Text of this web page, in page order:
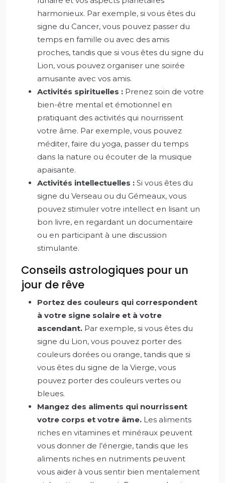
harmonieux. Par exemple, si vous êtes du
signe du Cancer, vous pouvez passer du
temps en famille ou avec des amis
proches, tandis que si vous êtes du signe du
Lion, vous pouvez organiser une soirée
amusante avec vos amis.
Activités spirituelles : Prenez soin de votre
bien-être mental et émotionnel en
pratiquant des activités qui nourrissent
votre âme. Par exemple, vous pouvez
méditer, faire du yoga, passer du temps
dans la nature ou écouter de la musique
apaisante.
Activités intellectuelles : Si vous êtes du
signe du Verseau ou du Gémeaux, vous
pouvez stimuler votre intellect en lisant un
bon livre, en regardant un documentaire
ou en participant à une discussion
stimulante.
Conseils astrologiques pour un
jour de rêve
Portez des couleurs qui correspondent
à votre signe solaire et à votre
ascendant. Par exemple, si vous êtes du
signe du Lion, vous pouvez porter des
couleurs dorées ou orange, tandis que si
vous êtes du signe de la Vierge, vous
pouvez porter des couleurs vertes ou
bleues.
Mangez des aliments qui nourrissent
votre corps et votre âme. Les aliments
riches en vitamines et minéraux peuvent
vous donner de l’énergie, tandis que les
aliments riches en nutriments peuvent
vous aider à vous sentir bien mentalement